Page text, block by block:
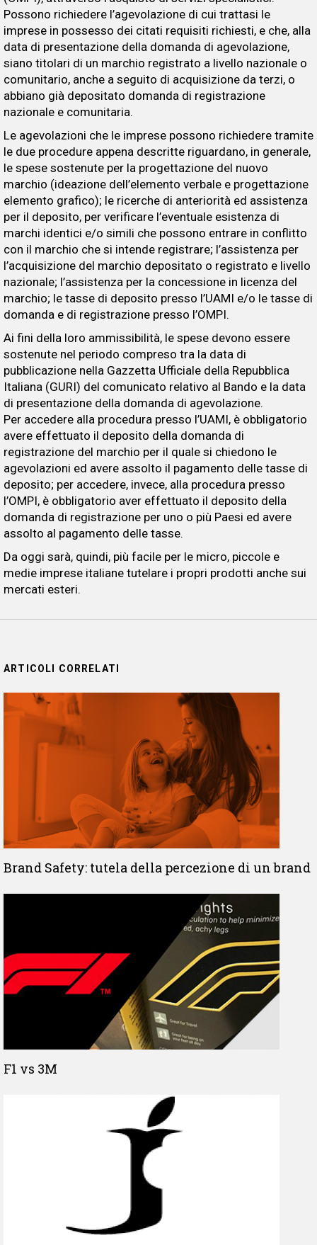
Possono richiedere l’agevolazione di cui trattasi le
imprese in possesso dei citati requisiti richiesti, e che, alla
data di presentazione della domanda di agevolazione,
siano titolari di un marchio registrato a livello nazionale o
comunitario, anche a seguito di acquisizione da terzi, o
abbiano già depositato domanda di registrazione
nazionale e comunitaria.
Le agevolazioni che le imprese possono richiedere tramite
le due procedure appena descritte riguardano, in generale,
le spese sostenute per la progettazione del nuovo
marchio (ideazione dell’elemento verbale e progettazione
elemento grafico); le ricerche di anteriorità ed assistenza
per il deposito, per verificare l’eventuale esistenza di
marchi identici e/o simili che possono entrare in conflitto
con il marchio che si intende registrare; l’assistenza per
l’acquisizione del marchio depositato o registrato e livello
nazionale; l’assistenza per la concessione in licenza del
marchio; le tasse di deposito presso l’UAMI e/o le tasse di
domanda e di registrazione presso l’OMPI.
Ai fini della loro ammissibilità, le spese devono essere
sostenute nel periodo compreso tra la data di
pubblicazione nella Gazzetta Ufficiale della Repubblica
Italiana (GURI) del comunicato relativo al Bando e la data
di presentazione della domanda di agevolazione.
Per accedere alla procedura presso l’UAMI, è obbligatorio
avere effettuato il deposito della domanda di
registrazione del marchio per il quale si chiedono le
agevolazioni ed avere assolto il pagamento delle tasse di
deposito; per accedere, invece, alla procedura presso
l’OMPI, è obbligatorio aver effettuato il deposito della
domanda di registrazione per uno o più Paesi ed avere
assolto al pagamento delle tasse.
Da oggi sarà, quindi, più facile per le micro, piccole e
medie imprese italiane tutelare i propri prodotti anche sui
mercati esteri.
ARTICOLI CORRELATI
Brand Safety: tutela della percezione di un brand
F1 vs 3M